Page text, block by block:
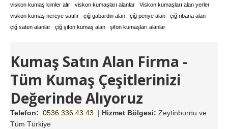
viskon kumaş kimler alır
viskon kumaşları alanlar
Viskon kumaşları alan yerler
viskon kumaş nereye satılır
çiğ gabardin alan çiğ penye alan
çiğ ribana alan
çiğ saten alanlar
çiğ şifon kumaş alan şifon kumaşları alanlar
Kumaş Satın Alan Firma -
Tüm Kumaş Çeşitlerinizi
Değerinde Alıyoruz
Telefon: 0536 336 43 43 | Hizmet Bölgesi: Zeytinburnu ve
Tüm Türkiye